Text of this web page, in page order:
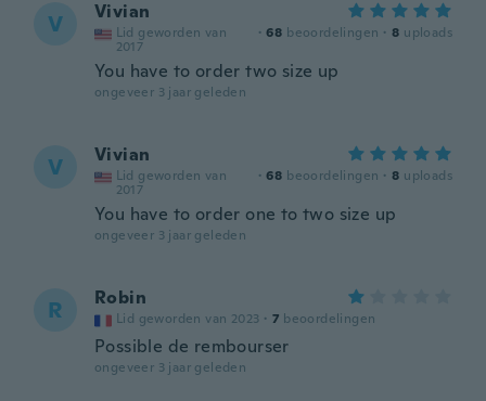
V Vivian
Lid geworden van
2017
· 68 beoordelingen · 8 uploads
You have to order two size up
ongeveer 3 jaar geleden
V Vivian
Lid geworden van
2017
· 68 beoordelingen · 8 uploads
You have to order one to two size up
ongeveer 3 jaar geleden
R Robin
Lid geworden van 2023 · 7 beoordelingen
Possible de rembourser
ongeveer 3 jaar geleden